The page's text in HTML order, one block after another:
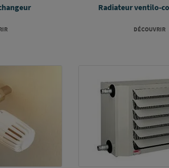
Radiateur ventilo-
DÉCOUVRIR